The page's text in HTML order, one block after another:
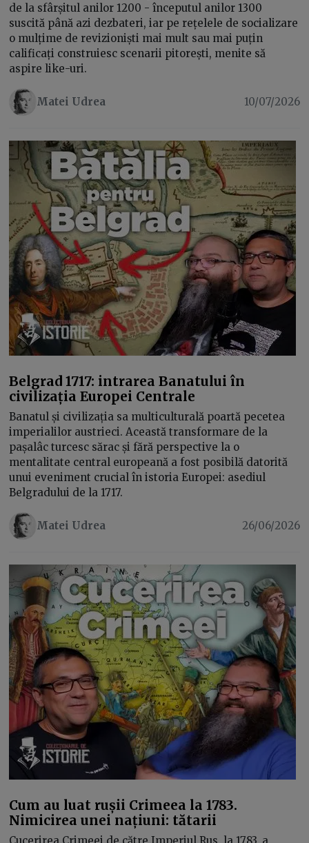
de la sfârșitul anilor 1200 - începutul anilor 1300
suscită până azi dezbateri, iar pe rețelele de socializare
o mulțime de revizioniști mai mult sau mai puțin
calificați construiesc scenarii pitorești, menite să
aspire like-uri.
Matei Udrea 10/07/2026
Belgrad 1717: intrarea Banatului în
civilizația Europei Centrale
Banatul și civilizația sa multiculturală poartă pecetea
imperialilor austrieci. Această transformare de la
pașalâc turcesc sărac și fără perspective la o
mentalitate central europeană a fost posibilă datorită
unui eveniment crucial în istoria Europei: asediul
Belgradului de la 1717.
Matei Udrea 26/06/2026
Cum au luat rușii Crimeea la 1783.
Nimicirea unei națiuni: tătarii